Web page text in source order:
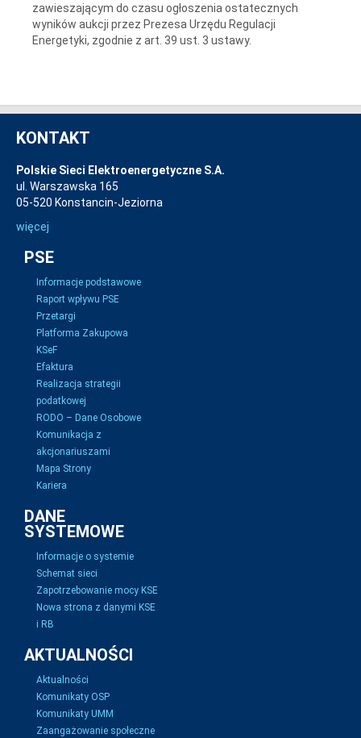
zawieszającym do czasu ogłoszenia ostatecznych
wyników aukcji przez Prezesa Urzędu Regulacji
Energetyki, zgodnie z art. 39 ust. 3 ustawy.
KONTAKT
Polskie Sieci Elektroenergetyczne S.A.
ul. Warszawska 165
05-520 Konstancin-Jeziorna
więcej
PSE
Informacje podstawowe
Raport wpływu PSE
Przetargi
Platforma Zakupowa
KSeF
Efaktura
Realizacja strategii
podatkowej
RODO – Dane Osobowe
Komunikacja z
akcjonariuszami
Mapa Strony
Kariera
DANE
SYSTEMOWE
Informacje o systemie
Schemat sieci
Zapotrzebowanie mocy KSE
Nowa strona z danymi KSE
i RB
AKTUALNOŚCI
Aktualności
Komunikaty OSP
Komunikaty UMM
Zaangażowanie społeczne